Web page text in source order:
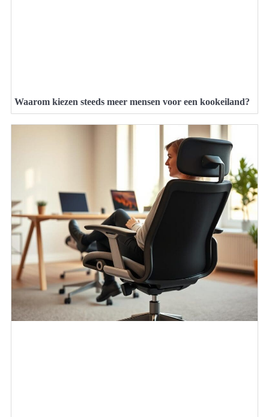
Waarom kiezen steeds meer mensen voor een kookeiland?